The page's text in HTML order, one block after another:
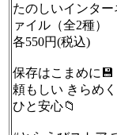
たのしいインタ
ァイル（全2種）
各550円(税込)
保存はこまめに💾
頼もしい きらめ
ひと安心📁